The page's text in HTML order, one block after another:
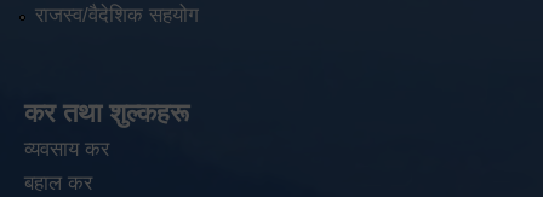
राजस्व/वैदेशिक सहयोग
कर तथा शुल्कहरू
व्यवसाय कर
बहाल कर